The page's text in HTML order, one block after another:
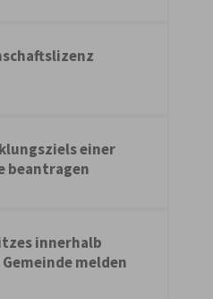
einer
beantragen
innerhalb
melden